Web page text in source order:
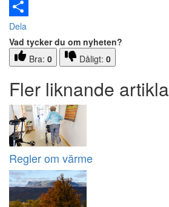
Email
Dela
Vad tycker du om nyheten?
Bra: 0 Dåligt: 0
Fler liknande
Regler om värme